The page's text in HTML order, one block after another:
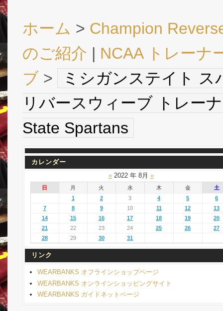
ホーム > Champion
のご紹介 | NCAA トレーナ
ブ >
ミシガンステイト
リバースウィーブ トレー
State Spartans
カレンダー
«2022 年 8月 »
日 月 火 水 木 金
土
1
2 3 4 5
6
7
8 9 10 11 12
13
14
15 16 17 18 19
20
21
22 23 24 25 26
27
28
29 30 31
リンク
WEARBANKS オフラインショップページ
WEARBANKS オンラインショッピングサイト
WEARBANKS ガイドネットページ